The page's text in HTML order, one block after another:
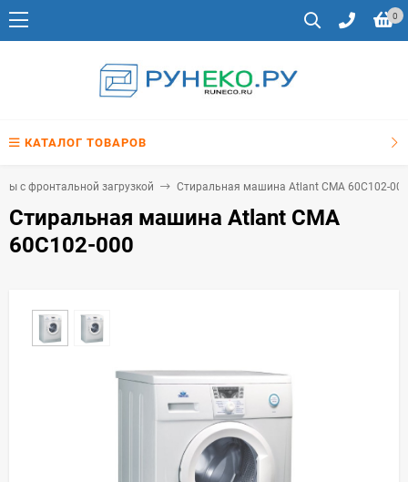
0
КАТАЛОГ ТОВАРОВ
с фронтальной загрузкой Стиральная машина Atlant СМА 60С102-000
Стиральная машина Atlant СМА
60С102-000